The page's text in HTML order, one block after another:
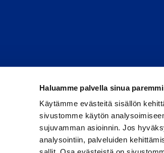
Haluamme palvella sinua
Käytämme evästeitä sisällön
sivustomme käytön
sujuvamman asioinnin. Jos
analysointiin, palveluiden